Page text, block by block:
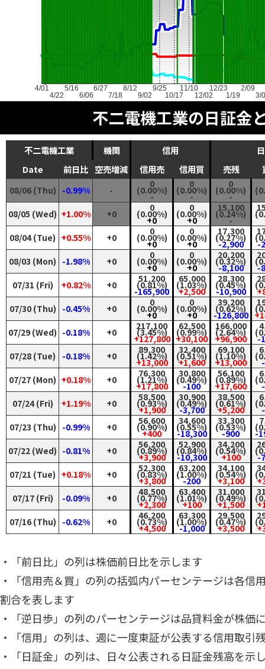
4/01
4/22
5/16
6/06
6/27
7/18
8/12
9/02
9/25
10/17
11/10
12/02
12/23
1/19
2/09
3/
不二電機工業の日証金
不二電機工業 機関 信用
Date
前日比 空売増減 信用売 信用買 売残
08/06 (Thu) -0.99% -
0
(0.00%)
-
0
(0.00%)
-
0
(0.00%)
-
08/05 (Wed) +1.00% +0
0
(0.00%)
+0
0
(0.00%)
+0
15,100
(0.24%)
-
08/04 (Tue) +0.55% +0
0
(0.00%)
+0
0
(0.00%)
+0
17,300
(0.27%)
-2,900
-
08/03 (Mon) -1.98% +0
0
(0.00%)
+0
0
(0.00%)
+0
20,200
(0.32%)
-8,100
-
07/31 (Fri)
+0.82% +0
51,200
(0.81%)
-165,900
65,000
(1.03%)
+2,500
28,300
(0.45%)
-10,900
07/30 (Thu) -0.45% +0
0
(0.00%)
+0
0
(0.00%)
+0
39,200
(0.62%)
-126,800
07/29 (Wed) -0.18% +0
217,100
(3.45%)
+127,800
62,500
(0.99%)
+30,100
166,000
(2.64%)
+96,900
-
07/28 (Tue)
-0.18% +0
89,300
(1.42%)
+13,000
32,400
(0.51%)
+1,600
69,100
(1.10%)
+13,000
07/27 (Mon) +0.18% +0
76,300
(1.21%)
+17,800
30,800
(0.49%)
-100
56,100
(0.89%)
+17,600
07/24 (Fri)
+1.19% +0
58,500
(0.93%)
+1,900
30,900
(0.49%)
-3,700
38,500
(0.61%)
+5,200
07/23 (Thu) -0.99% +0
56,600
(0.90%)
+400
34,600
(0.55%)
-18,300
33,300
(0.53%)
-900
-
07/22 (Wed) -0.81% +0
56,200
(0.89%)
+3,900
52,900
(0.84%)
-10,300
34,200
(0.54%)
+100
-
07/21 (Tue) +0.18% +0
52,300
(0.83%)
+3,800
63,200
(1.00%)
-200
34,100
(0.54%)
+3,100
07/17 (Fri)
-0.09% +0
48,500
(0.77%)
+2,300
63,400
(1.01%)
+100
31,000
(0.49%)
+1,500
07/16 (Thu) -0.62% +0
46,200
(0.73%)
+4,500
63,300
(1.00%)
-1,000
29,500
(0.47%)
+3,500
・「前日比」の列は株価前日比を示します
・「信用売＆買」の列の括弧内パーセンテージは各信
割合を表します
・「逆日歩」の列のパーセンテージは品貸料金が株価
・「信用」の列は、週に一度東証が公表する信用取引
・「日証金」の列は、日々公表される日証金残高を示